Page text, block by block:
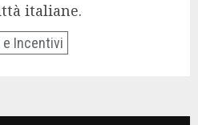
italiane.
e Incentivi